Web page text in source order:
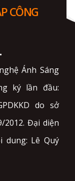
CÔNG
Ánh Sáng
ký lần đầu:
do sở
2012. Đại diện
dung: Lê Quý